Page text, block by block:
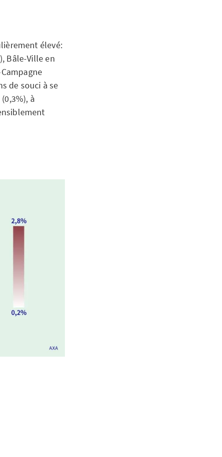
élevé:
Bâle-Ville en
de souci à se
à